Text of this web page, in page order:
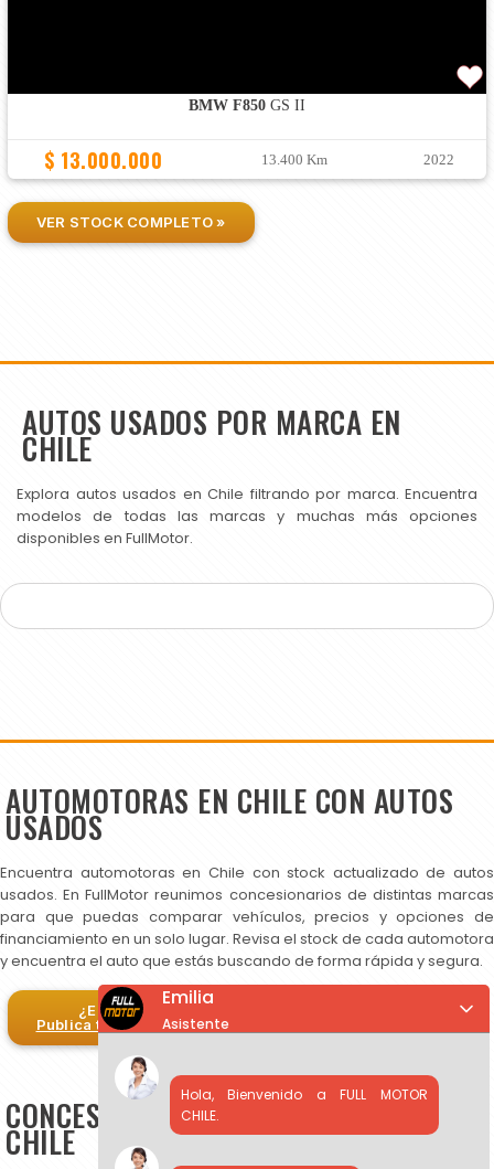
BMW F850GS II
$ 13.000.000 13.400 Km 2022
VER STOCK COMPLETO »
AUTOS USADOS POR MARCA EN
CHILE
Explora autos usados en Chile filtrando por marca. Encuentra
modelos de todas las marcas y muchas más opciones
disponibles en FullMotor.
AUTOMOTORAS EN CHILE CON AUTOS
USADOS
Encuentra automotoras en Chile con stock actualizado de autos
usados. En FullMotor reunimos concesionarios de distintas marcas
para que puedas comparar vehículos, precios y opciones de
financiamiento en un solo lugar. Revisa el stock de cada automotora
y encuentra el auto que estás buscando de forma rápida y segura.
¿Eres automotora?
Publica tus autos en FullMotor
CONCESIONARIOS DE AUTOS USADOS EN
CHILE
Emilia
Asistente
Hola, Bienvenido a FULL MOTOR
CHILE.